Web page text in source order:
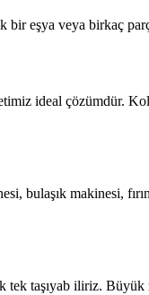
eşya veya birkaç
ideal çözümdür.
bulaşık makinesi,
tek taşıyab iliriz.